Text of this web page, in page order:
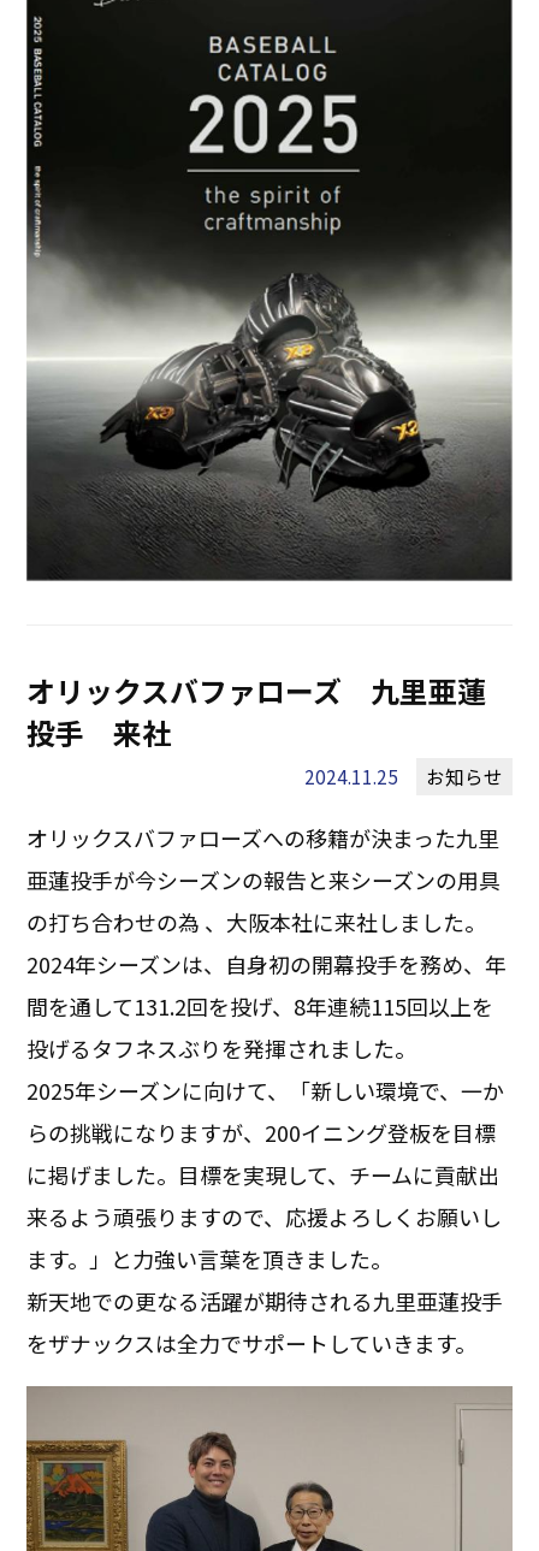
オリックスバファローズ 九里亜蓮
投手 来社
2024.11.25 お知らせ
オリックスバファローズへの移籍が決まった九里
亜蓮投手が今シーズンの報告と来シーズンの用具
の打ち合わせの為 、大阪本社に来社しました。
2024年シーズンは、自身初の開幕投手を務め、年
間を通して131.2回を投げ、8年連続115回以上を
投げるタフネスぶりを発揮されました。
2025年シーズンに向けて、「新しい環境で、一か
らの挑戦になりますが、200イニング登板を目標
に掲げました。目標を実現して、チームに貢献出
来るよう頑張りますので、応援よろしくお願いし
ます。」と力強い言葉を頂きました。
新天地での更なる活躍が期待される九里亜蓮投手
をザナックスは全力でサポートしていきます。